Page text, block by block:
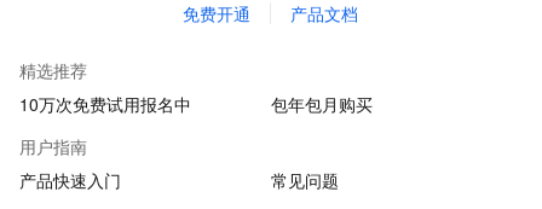
免费开通 产品文档
精选推荐
10万次免费试用报名中
包年包月购买
用户指南
产品快速入门
常见问题